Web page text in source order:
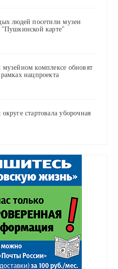
людей посетили музеи
"Пушкинской карте"
комплексе обновят
нацпроекта
стартовала уборочная